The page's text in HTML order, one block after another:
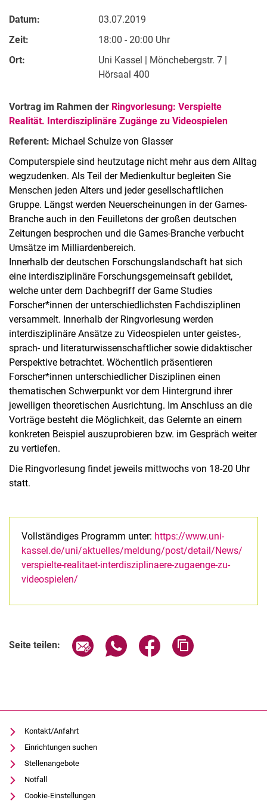
Datum:
03.07.2019
Zeit:
18:00 - 20:00 Uhr
Ort:
Uni Kassel | Mönchebergstr. 7 |
Hörsaal 400
Vortrag im Rahmen der Ringvorlesung: Verspielte
Realität. Interdisziplinäre Zugänge zu Videospielen
Referent: Michael Schulze von Glasser
Computerspiele sind heutzutage nicht mehr aus dem Alltag
wegzudenken. Als Teil der Medienkultur begleiten Sie
Menschen jeden Alters und jeder gesellschaftlichen
Gruppe. Längst werden Neuerscheinungen in der Games-
Branche auch in den Feuilletons der großen deutschen
Zeitungen besprochen und die Games-Branche verbucht
Umsätze im Milliardenbereich.
Innerhalb der deutschen Forschungslandschaft hat sich
eine interdisziplinäre Forschungsgemeinsaft gebildet,
welche unter dem Dachbegriff der Game Studies
Forscher*innen der unterschiedlichsten Fachdisziplinen
versammelt. Innerhalb der Ringvorlesung werden
interdisziplinäre Ansätze zu Videospielen unter geistes-,
sprach- und literaturwissenschaftlicher sowie didaktischer
Perspektive betrachtet. Wöchentlich präsentieren
Forscher*innen unterschiedlicher Disziplinen einen
thematischen Schwerpunkt vor dem Hintergrund ihrer
jeweiligen theoretischen Ausrichtung. Im Anschluss an die
Vorträge besteht die Möglichkeit, das Gelernte an einem
konkreten Beispiel auszuprobieren bzw. im Gespräch weiter
zu vertiefen.
Die Ringvorlesung findet jeweils mittwochs von 18-20 Uhr
statt.
Vollständiges Programm unter: https://www.uni-
kassel.de/uni/aktuelles/meldung/post/detail/News/
verspielte-realitaet-interdisziplinaere-zugaenge-zu-
videospielen/
Seite teilen: Seite über E-Mail teilen
Seite über WhatsApp teilen
Seite über Facebook
Kontakt/Anfahrt
Einrichtungen suchen
Stellenangebote
Notfall
Cookie-Einstellungen